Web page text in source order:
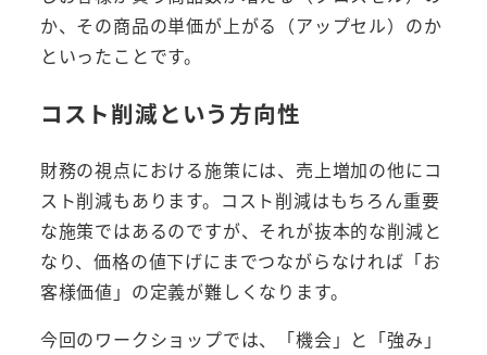
か、その商品の単価が上がる（アップセル）のか
といったことです。
コスト削減という方向性
財務の視点における施策には、売上増加の他にコ
スト削減もあります。コスト削減はもちろん重要
な施策ではあるのですが、それが抜本的な削減と
なり、価格の値下げにまでつながらなければ「お
客様価値」の定義が難しくなります。
今回のワークショップでは、「機会」と「強み」